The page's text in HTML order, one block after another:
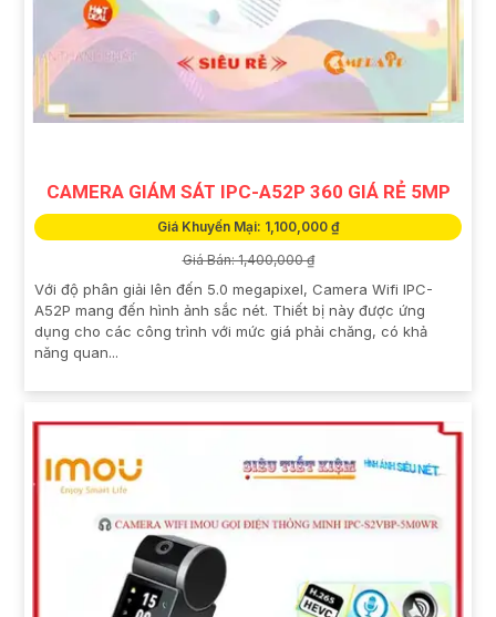
CAMERA GIÁM SÁT IPC-A52P 360 GIÁ RẺ 5MP
Giá Khuyến Mại: 1,100,000 ₫
Giá Bán: 1,400,000 ₫
Với độ phân giải lên đến 5.0 megapixel, Camera Wifi IPC-
A52P mang đến hình ảnh sắc nét. Thiết bị này được ứng
dụng cho các công trình với mức giá phải chăng, có khả
năng quan...